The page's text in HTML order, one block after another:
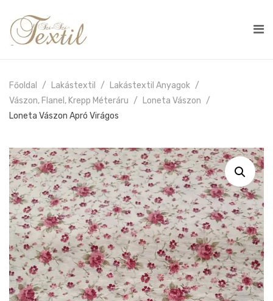
Főoldal Lakástextil
Lakástextil Anyagok
Vászon, Flanel, Krepp Méteráru
Loneta Vászon
Loneta Vászon Apró Virágos